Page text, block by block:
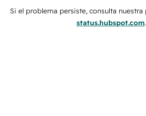
Si el problema persiste, consulta
status.hubspot.com.